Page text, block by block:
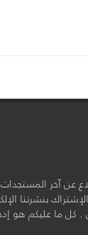
عن آخر
بنشرتنا
. كل ما عليكم هو